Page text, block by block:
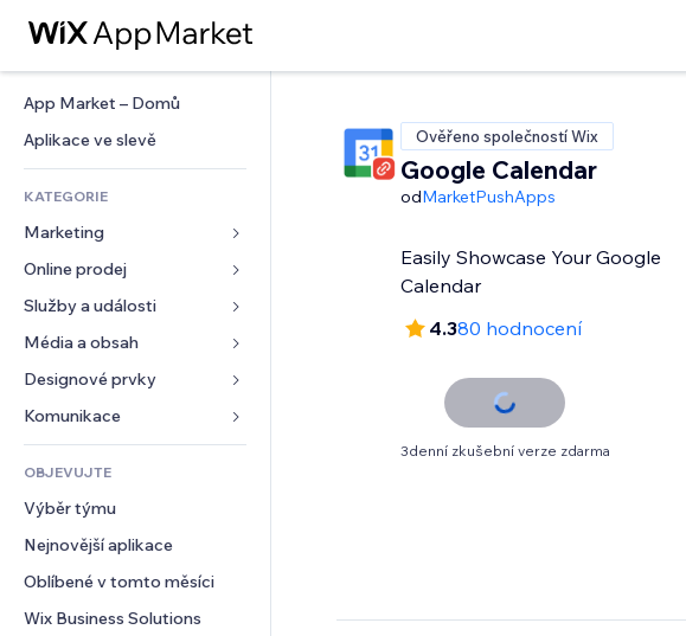
App Market – Domů
Aplikace ve slevě
KATEGORIE
Marketing
Reklamy
Mobilní zařízení
Analytika
Výpisy webu
E‑mail
Online prodej
Aplikace pro obchody
Doprava a doručení
Tlačítka pro prodej
Účetnictví
Kupóny a věrnostní programy
Skladování
Služby a události
Ubytování
Události
Restaurace
Nemovitosti
Rezervace
Média a obsah
Galerie
Hudba
Podcasty
Fotografie
Video
PDF
Sdílení souborů
Novinky
Designové prvky
Mapy a navigace
Soukromí a bezpečnost
Hodiny
Šablony stránek
Efekty pro obrázky
Tlačítka a nabídky
Bannery a odznaky
Formuláře
Ankety
Chat
Komentáře
Telefon
OBJEVUJTE
Výběr týmu
Nejnovější aplikace
Oblíbené v tomto měsíci
Wix Business Solutions
Ověřeno společností Wix
Google Calendar
odMarketPushApps
Easily Showcase Your Google
Calendar
4.380 hodnocení
3denní zkušební verze zdarma